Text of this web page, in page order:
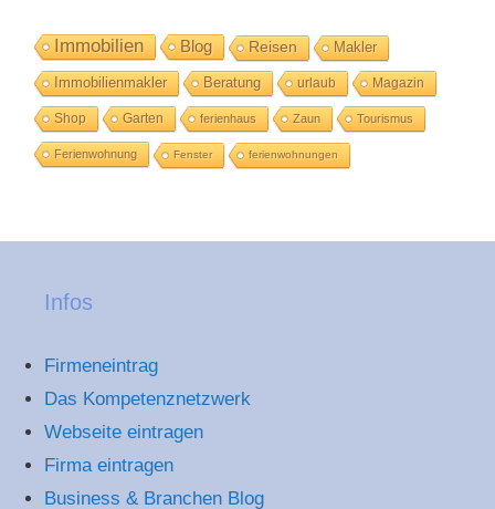
Immobilien Blog Reisen Makler
Immobilienmakler Beratung urlaub Magazin
Shop Garten ferienhaus Zaun Tourismus
Ferienwohnung Fenster ferienwohnungen
Infos
Firmeneintrag
Das Kompetenznetzwerk
Webseite eintragen
Firma eintragen
Business & Branchen Blog